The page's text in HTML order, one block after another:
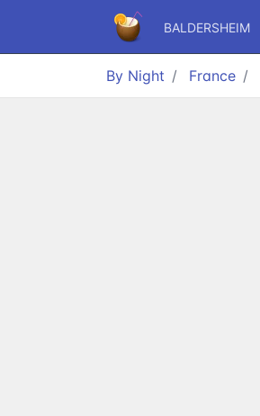
BALDERSHEIM
By Night France